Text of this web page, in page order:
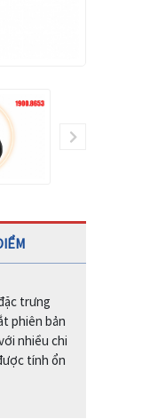
trưng
phiên bản
nhiều chi
tính ổn